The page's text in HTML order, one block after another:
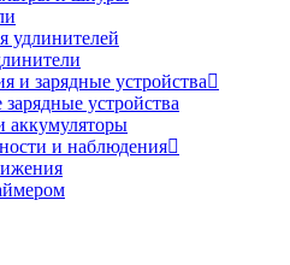
удлинителей
и зарядные устройства
устройства
аккумуляторы
и наблюдения